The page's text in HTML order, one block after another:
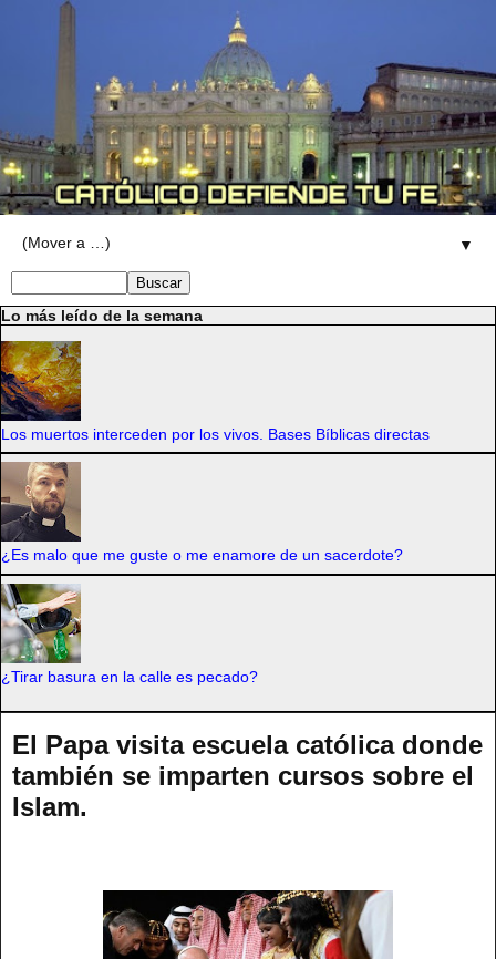
▼
Lo más leído de la semana
Los muertos interceden por los vivos. Bases Bíblicas directas
¿Es malo que me guste o me enamore de un sacerdote?
¿Tirar basura en la calle es pecado?
El Papa visita escuela católica donde
también se imparten cursos sobre el
Islam.